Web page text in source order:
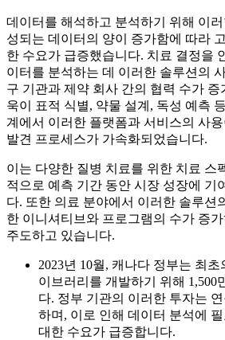
데이터를 해석하고 분석하기 위해 이
성되는 데이터의 양이 증가함에 따라
한 수요가 급증했습니다. 치료 결정을
이터를 분석하는 데 이러한 솔루션의
구 기관과 제약 회사 간의 협력 수가 증
욱이 표적 식별, 약물 설계, 독성 예측
계에서 이러한 플랫폼과 서비스의 사
발견 프로세스가 가속화되었습니다.
이는 다양한 질병 치료를 위한 치료 스
적으로 예측 기간 동안 시장 성장에 기
다. 또한 의료 분야에서 이러한 솔루션
한 이니셔티브와 프로그램의 수가 증
주도하고 있습니다.
2023년 10월, 캐나다 정부는 최
이브러리를 개발하기 위해 1,500
다. 정부 기관의 이러한 투자는
하며, 이로 인해 데이터 분석에
대한 수요가 급증합니다.